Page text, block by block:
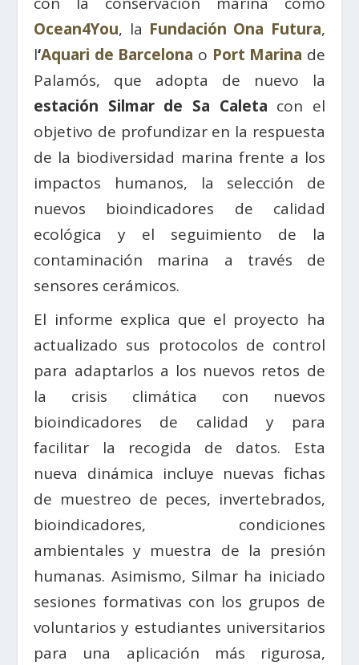
Ocean4You, la Fundación Ona Futura,
l‘Aquari de Barcelona o Port Marina de
Palamós, que adopta de nuevo la
estación Silmar de Sa Caleta con el
objetivo de profundizar en la respuesta
de la biodiversidad marina frente a los
impactos humanos, la selección de
nuevos bioindicadores de calidad
ecológica y el seguimiento de la
contaminación marina a través de
sensores cerámicos.
El informe explica que el proyecto ha
actualizado sus protocolos de control
para adaptarlos a los nuevos retos de
la crisis climática con nuevos
bioindicadores de calidad y para
facilitar la recogida de datos. Esta
nueva dinámica incluye nuevas fichas
de muestreo de peces, invertebrados,
bioindicadores, condiciones
ambientales y muestra de la presión
humanas. Asimismo, Silmar ha iniciado
sesiones formativas con los grupos de
voluntarios y estudiantes universitarios
para una aplicación más rigurosa,